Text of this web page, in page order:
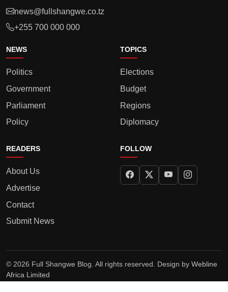
news@fullshangwe.co.tz
+255 700 000 000
NEWS
Politics
Government
Parliament
Policy
TOPICS
Elections
Budget
Regions
Diplomacy
READERS
About Us
Advertise
Contact
Submit News
FOLLOW
© 2026 Full Shangwe Blog. All rights reserved. Design by Webline
Africa Limited